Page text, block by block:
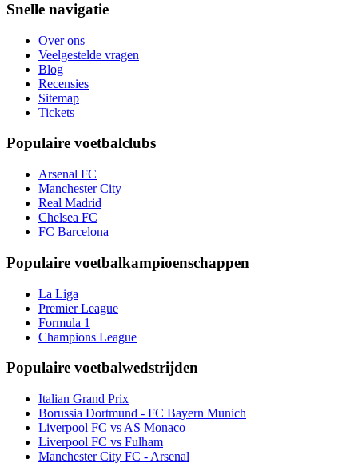
Snelle navigatie
Over ons
Veelgestelde vragen
Blog
Recensies
Sitemap
Tickets
Populaire voetbalclubs
Arsenal FC
Manchester City
Real Madrid
Chelsea FC
FC Barcelona
Populaire voetbalkampioenschappen
La Liga
Premier League
Formula 1
Champions League
Populaire voetbalwedstrijden
Italian Grand Prix
Borussia Dortmund - FC Bayern Munich
Liverpool FC vs AS Monaco
Liverpool FC vs Fulham
Manchester City FC - Arsenal